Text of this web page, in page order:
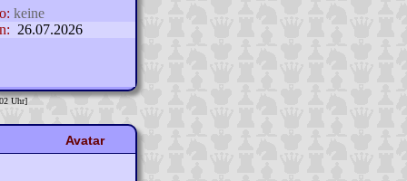
keine
26.07.2026
Uhr]
Avatar